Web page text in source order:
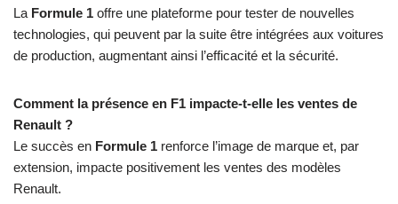
La Formule 1 offre une plateforme pour tester de nouvelles
technologies, qui peuvent par la suite être intégrées aux voitures
de production, augmentant ainsi l’efficacité et la sécurité.
Comment la présence en F1 impacte-t-elle les ventes de
Renault ?
Le succès en Formule 1 renforce l’image de marque et, par
extension, impacte positivement les ventes des modèles
Renault.